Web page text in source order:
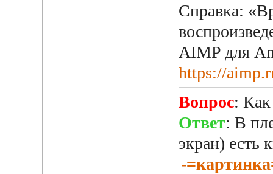
Справка:
AIMP для
https://
Вопрос:
Ответ: В
экран) есть
-